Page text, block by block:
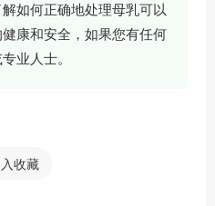
如何正确地处理母乳可以
康和安全，如果您有任何
业人士。
收藏